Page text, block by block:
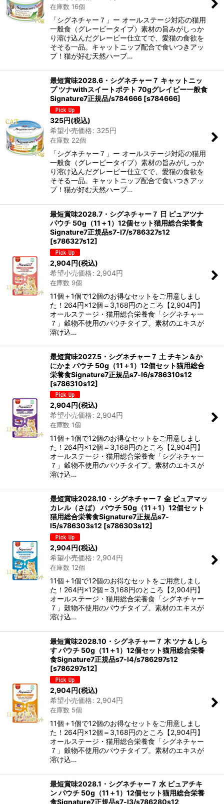
在庫数 16個
「シグネチャー７」ー オールステージ対応の猫用
一般食（グレービータイプ）素材の旨みがしっか
り溶け込んだグレービー仕立てで、愛猫の食欲を
そそる一品。キャットニップ配合で食いつきアッ
プ！猫が好む天然ハーブ…
最短賞味2028.6・シグネチャー７ キャットニッ
プ ツナwithスイートポテト 70gグレイビー一般食
Signature7正規品/s784666 [s784666]
325円(税込)
希望小売価格: 325円
在庫数 22個
「シグネチャー７」ー オールステージ対応の猫用
一般食（グレービータイプ）素材の旨みがしっか
り溶け込んだグレービー仕立てで、愛猫の食欲を
そそる一品。キャットニップ配合で食いつきアッ
プ！猫が好む天然ハーブ…
最短賞味2028.7・シグネチャー７ 日 ピュアツナ
パウチ 50g（11＋1）12個セット猫用総合栄養食
Signature7正規品s7-l7/s786327s12
[s786327s12]
2,904円(税込)
希望小売価格: 2,904円
在庫数 9個
11個＋1個で12個のお得なセットをご用意しまし
た！264円×12個＝3,168円のところ【2,904円】
オールステージ・猫用総合栄養食「シグネチャー
７」穀物不使用のパウチタイプ。素材のエキスが
溶け込…
最短賞味2027.5・シグネチャー７ 土 チキン＆か
にかま パウチ 50g（11＋1）12個セット猫用総合
栄養食Signature7正規品s7-l6/s786310s12
[s786310s12]
2,904円(税込)
希望小売価格: 2,904円
在庫数 1個
11個＋1個で12個のお得なセットをご用意しまし
た！264円×12個＝3,168円のところ【2,904円】
オールステージ・猫用総合栄養食「シグネチャー
７」穀物不使用のパウチタイプ。素材のエキスが
溶け込…
最短賞味2028.10・シグネチャー７ 金 ピュアマッ
カレル（さば） パウチ 50g（11＋1）12個セット
猫用総合栄養食Signature7正規品s7-
l5/s786303s12 [s786303s12]
2,904円(税込)
希望小売価格: 2,904円
在庫数 12個
11個＋1個で12個のお得なセットをご用意しまし
た！264円×12個＝3,168円のところ【2,904円】
オールステージ・猫用総合栄養食「シグネチャー
７」穀物不使用のパウチタイプ。素材のエキスが
溶け込…
最短賞味2028.10・シグネチャー７ 木 ツナ＆しら
す パウチ 50g（11＋1）12個セット猫用総合栄養
食Signature7正規品s7-l4/s786297s12
[s786297s12]
2,904円(税込)
希望小売価格: 2,904円
在庫数 5個
11個＋1個で12個のお得なセットをご用意しまし
た！264円×12個＝3,168円のところ【2,904円】
オールステージ・猫用総合栄養食「シグネチャー
７」穀物不使用のパウチタイプ。素材のエキスが
溶け込…
最短賞味2028.1・シグネチャー７ 水 ピュアチキ
ン パウチ 50g（11＋1）12個セット猫用総合栄養
食Signature7正規品s7-l3/s786280s12